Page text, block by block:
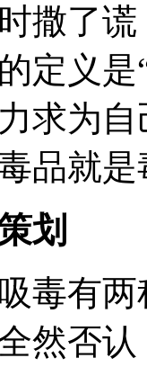
撒了
定义
求为
品就
划
毒有
然否